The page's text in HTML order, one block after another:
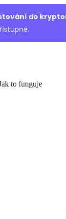
do
to funguje